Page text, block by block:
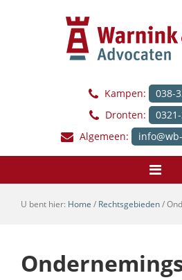
Kampen:
038-
Dronten:
Algemeen:
U bent hier: Home / Rechtsgebieden/